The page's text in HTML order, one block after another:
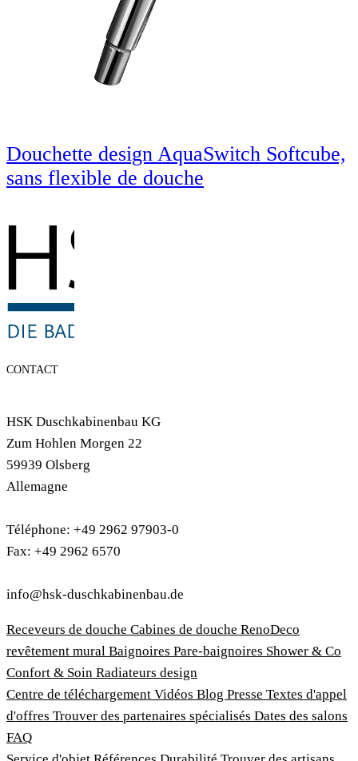
Douchette design AquaSwitch Softcube,
sans flexible de douche
CONTACT
HSK Duschkabinenbau KG
Zum Hohlen Morgen 22
59939 Olsberg
Allemagne
Téléphone: +49 2962 97903-0
Fax: +49 2962 6570
info@hsk-duschkabinenbau.de
Receveurs de douche Cabines de douche RenoDeco
revêtement mural Baignoires Pare-baignoires Shower & Co
Confort & Soin Radiateurs design
Centre de téléchargement Vidéos Blog Presse Textes d'appel
d'offres Trouver des partenaires spécialisés Dates des salons
FAQ